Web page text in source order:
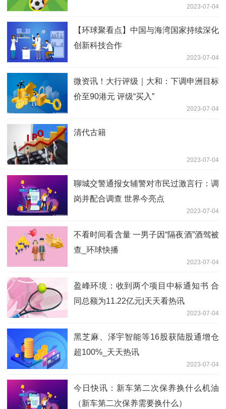
2023-07-04
【环球聚看点】中国与海湾国家持续深化
创新科技合作
2023-07-04
微资讯！大行评级｜大和：下调申洲目标
价至90港元 评级“买入”
2023-07-04
清代古籍
2023-07-04
聊城交警通报女辅警对市民过激言行：调
岗并配合调查 世界今亮点
2023-07-04
不看时间看含量 一男子因“隔夜酒”酒驾被
查_环球快播
2023-07-04
盈峰环境：收到两个项目中标通知书 合
同总额为11.22亿元|天天看热讯
2023-07-04
黑芝麻、泽宇智能等16股获陆股通增仓
超100%_天天热讯
2023-07-04
今日快讯：新车第二次保养换什么机油
（新车第二次保养需要换什么）